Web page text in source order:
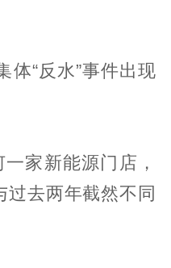
体“反水”事件出现
家新能源门店，
过去两年截然不同